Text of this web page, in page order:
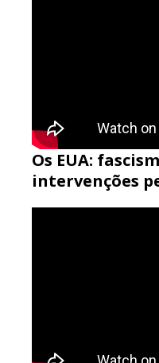
Os EUA:
intervenções